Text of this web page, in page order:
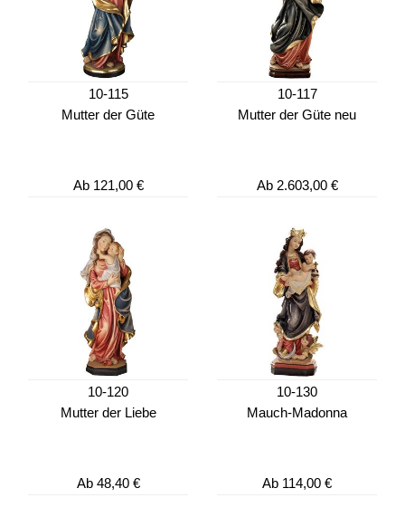
10-115
Mutter der Güte
Ab121,00 €
10-117
Mutter der Güte neu
Ab2.603,00 €
10-120
Mutter der Liebe
Ab48,40 €
10-130
Mauch-Madonna
Ab 114,00 €